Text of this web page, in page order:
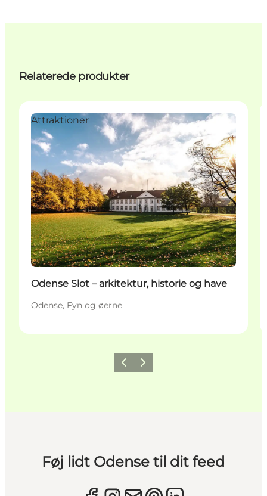
Relaterede produkter
Attraktioner
Odense Slot – arkitektur, historie og have
Odense, Fyn og øerne
ForrigeNæste
Føj lidt Odense til dit feed